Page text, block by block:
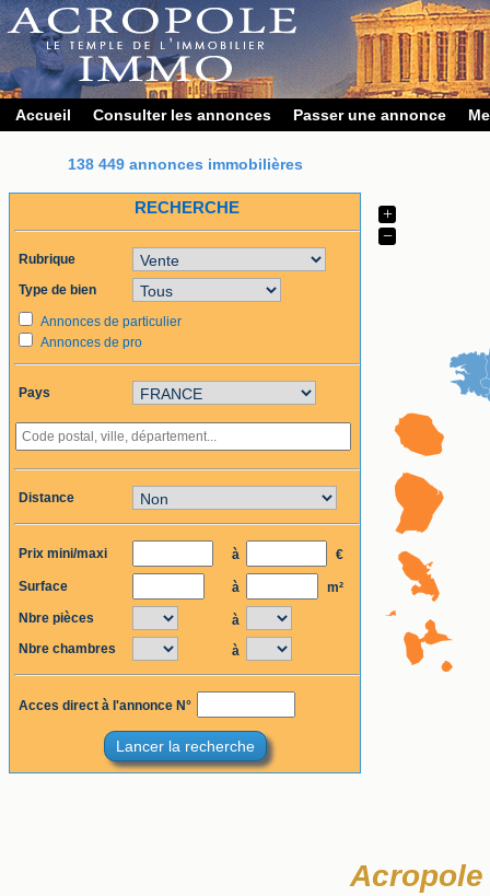
Accueil Consulter les annonces Passer une annonce
138 449 annonces immobilières
RECHERCHE
Rubrique
Type de bien
Annonces de particulier
Annonces de pro
Pays
Distance
Prix mini/maxi à €
Surface à
m²
Nbre pièces
à
Nbre chambres
à
Acces direct à l'annonce N°
Lancer la recherche
+
−
Acropole